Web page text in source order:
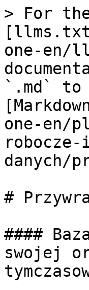
> For
one-en/
`.md` to
one-en/
danych/
#
####
swojej